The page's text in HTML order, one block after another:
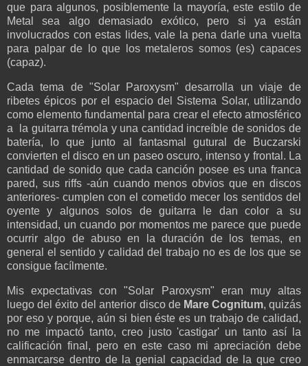
que para algunos, posiblemente la mayoría, este estilo de
Metal sea algo demasiado exótico, pero si ya están
involucrados con estas lides, vale la pena darle una vuelta
para palpar de lo que los metaleros somos (es) capaces
(capaz).
Cada tema de "Solar Paroxysm" desarrolla un viaje de
ribetes épicos por el espacio del Sistema Solar, utilizando
como elemento fundamental para crear el efecto atmosférico
a la guitarra trémola y una cantidad increíble de sonidos de
batería, lo que junto al fantasmal gutural de Buczarski
convierten el disco en un paseo oscuro, intenso y frontal. La
cantidad de sonido que cada canción posee es una franca
pared, sus riffs -aún cuando menos obvios que en discos
anteriores- cumplen con el cometido mecer los sentidos del
oyente y algunos solos de guitarra le dan color a su
intensidad, un cuando por momentos me parece que puede
ocurrir algo de abuso en la duración de los temas, en
general el sentido y calidad del trabajo no es de los que se
consigue facílmente.
Mis expectativas con "Solar Paroxysm" eran muy altas
luego del éxito del anterior disco de Mare Cognitum, quizás
por eso y porque, aún si bien éste es un trabajo de calidad,
no me impactó tanto, creo justo 'castigar' un tanto así la
calificación final, pero en este caso mi apreciación debe
enmarcarse dentro de la genial capacidad de la que creo